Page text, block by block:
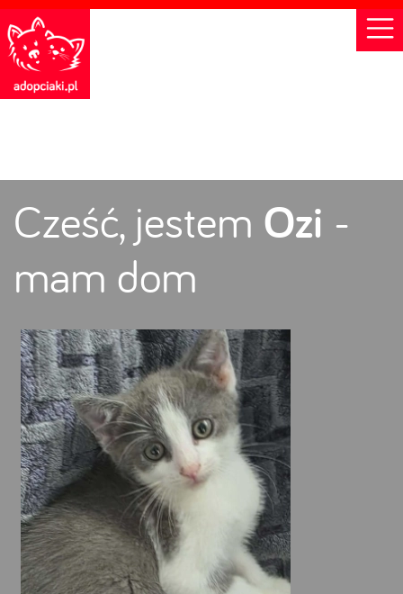
Cześć, jestem Ozi -
mam dom